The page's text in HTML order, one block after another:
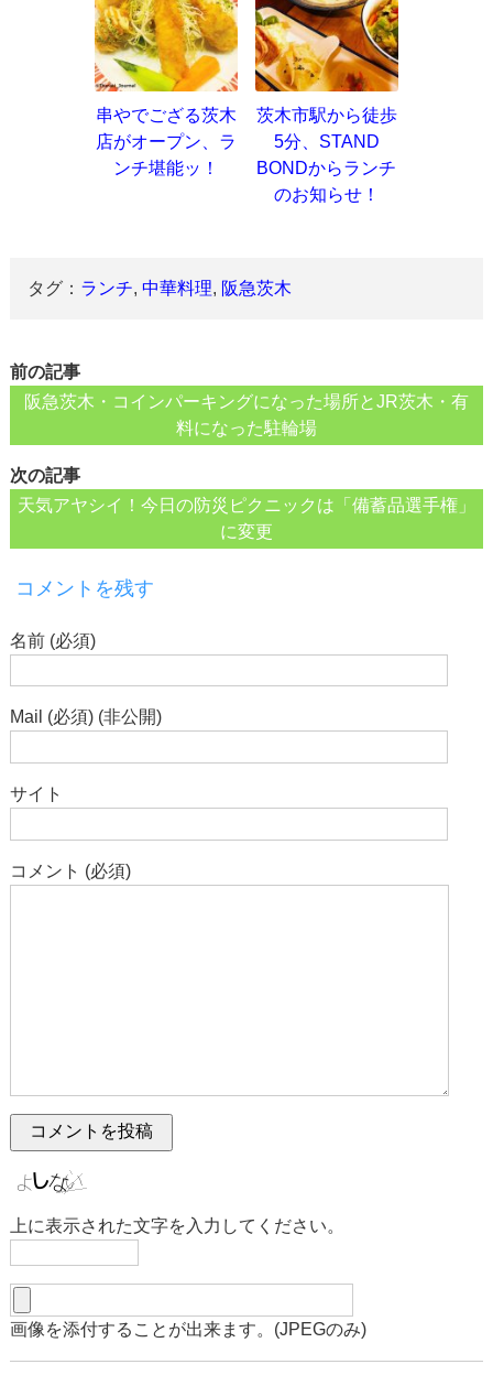
串やでござる茨木
店がオープン、ラ
ンチ堪能ッ！
茨木市駅から徒歩
5分、STAND
BONDからランチ
のお知らせ！
タグ： ランチ,中華料理, 阪急茨木
前の記事
阪急茨木・コインパーキングになった場所とJR茨木・有
料になった駐輪場
次の記事
天気アヤシイ！今日の防災ピクニックは「備蓄品選手権」
に変更
コメントを残す
名前 (必須)
Mail (必須) (非公開)
サイト
コメント (必須)
上に表示された文字を入力してください。
画像を添付することが出来ます。(JPEGのみ)